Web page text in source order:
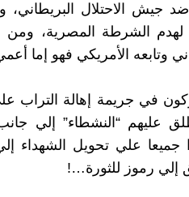
جيش الاحتلال البريطاني،
الشرطة المصرية، ومن
وتابعه الأمريكي فهو إما
في جريمة إهالة التراب
عليهم “النشطاء” إلي
جميعا علي تحويل
إلي رموز للثورة…!